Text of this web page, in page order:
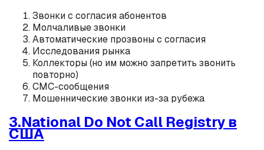
Звонки с согласия абонентов
Молчаливые звонки
Автоматические прозвоны с согласия
Исследования рынка
Коллекторы (но им можно запретить звонить
повторно)
СМС-сообщения
Мошеннические звонки из-за рубежа
3.National Do Not Call Registry в
США